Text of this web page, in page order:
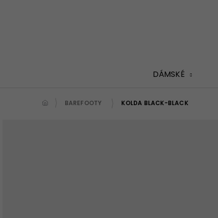
DÁMSKÉ
BAREFOOTY KOLDA BLACK-BLACK